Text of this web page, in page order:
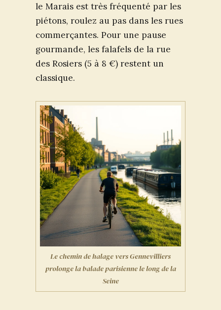
le Marais est très fréquenté par les
piétons, roulez au pas dans les rues
commerçantes. Pour une pause
gourmande, les falafels de la rue
des Rosiers (5 à 8 €) restent un
classique.
Le chemin de halage vers Gennevilliers
prolonge la balade parisienne le long de la
Seine